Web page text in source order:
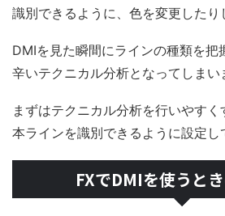
識別できるように、色を変更したり
DMIを見た瞬間にラインの種類を把
辛いテクニカル分析となってしまい
まずはテクニカル分析を行いやす
本ラインを識別できるように設定し
FXでDMIを使うと